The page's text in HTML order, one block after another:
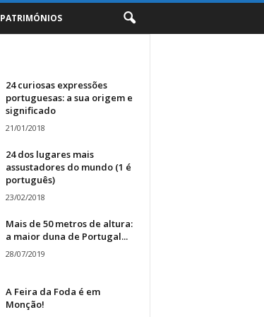
PATRIMÓNIOS
24 curiosas expressões
portuguesas: a sua origem e
significado
21/01/2018
24 dos lugares mais
assustadores do mundo (1 é
português)
23/02/2018
Mais de 50 metros de altura:
a maior duna de Portugal...
28/07/2019
A Feira da Foda é em
Monção!